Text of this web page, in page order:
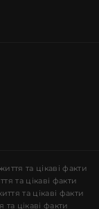
та цікаві факти
та цікаві факти
та цікаві факти
та цікаві факти